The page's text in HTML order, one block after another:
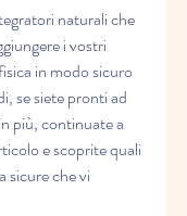
naturali che
i vostri
in modo sicuro
se siete pronti ad
più, continuate a
e scoprite quali
sicure che vi